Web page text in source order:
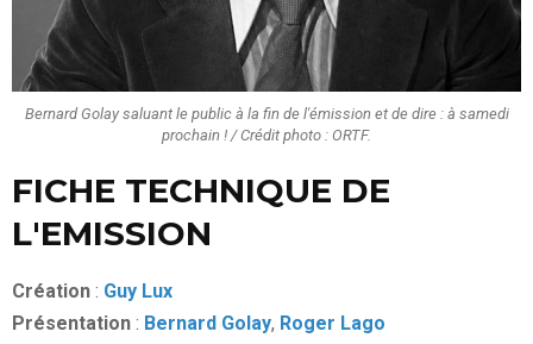
Bernard Golay saluant le public à la fin de l'émission et de dire : à samedi
prochain ! / Crédit photo : ORTF.
FICHE TECHNIQUE DE
L'EMISSION
Création : Guy Lux
Présentation : Bernard Golay, Roger Lago